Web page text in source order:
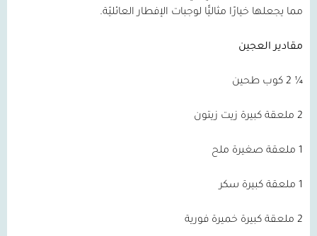
مما يجعلها خيارًا مثاليًّا لوجبات الإفطار العائليّة.
مقادير العجين
¼ 2 كوب طحين
2 ملعقة كبيرة زيت زيتون
1 ملعقة صغيرة ملح
1 ملعقة كبيرة سكر
2 ملعقة كبيرة خميرة فورية